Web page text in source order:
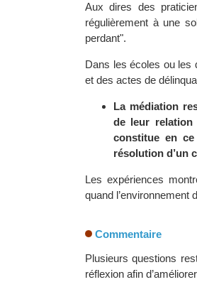
Aux dires des
régulièrement à une
perdant".
Dans les écoles ou les
et des actes de
La médiation
de leur relation
constitue en
résolution d’un
Les expériences
quand l’environnement
Commentaire
Plusieurs questions
réflexion afin